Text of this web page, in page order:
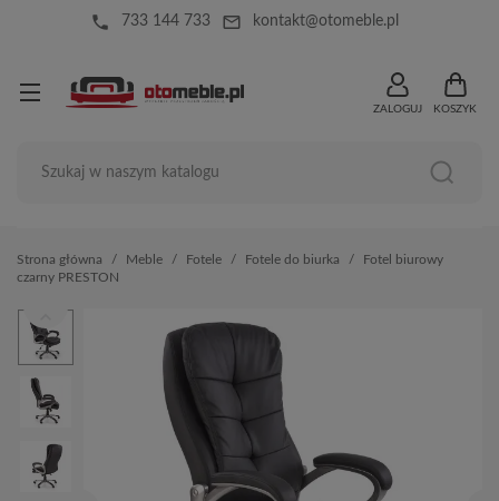
local_phone 733 144 733 mail_outline kontakt@otomeble.pl
ZALOGUJ KOSZYK
Strona główna Meble Fotele Fotele do biurka
Fotel biurowy
czarny PRESTON